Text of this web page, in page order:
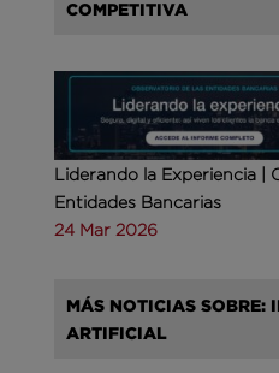
COMPETITIVA
Liderando la Experiencia |
Entidades Bancarias
24 Mar 2026
MÁS NOTICIAS SOBRE:
ARTIFICIAL